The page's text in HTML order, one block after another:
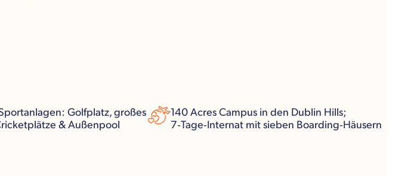
Golfplatz, großes
& Außenpool
140 Acres Campus in den Dublin Hills;
7‑Tage‑Internat mit sieben Boarding‑Häusern